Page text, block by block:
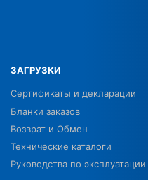
ЗАГРУЗКИ
Сертификаты и декларации
Бланки заказов
Возврат и Обмен
Технические каталоги
Руководства по эксплуатации